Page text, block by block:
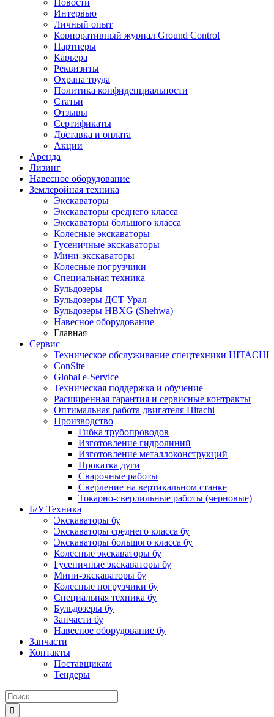
Новости
Интервью
Личный опыт
Корпоративный журнал Ground Control
Партнеры
Карьера
Реквизиты
Охрана труда
Политика конфиденциальности
Статьи
Отзывы
Сертификаты
Доставка и оплата
Акции
Аренда
Лизинг
Навесное оборудование
Землеройная техника
Экскаваторы
Экскаваторы среднего класса
Экскаваторы большого класса
Колесные экскаваторы
Гусеничные экскаваторы
Мини-экскаваторы
Колесные погрузчики
Специальная техника
Бульдозеры
Бульдозеры ДСТ Урал
Бульдозеры HBXG (Shehwa)
Навесное оборудование
Главная
Сервис
Техническое обслуживание спецтехники HITACHI
ConSite
Global e-Service
Техническая поддержка и обучение
Расширенная гарантия и сервисные контракты
Оптимальная работа двигателя Hitachi
Производство
Гибка трубопроводов
Изготовление гидролиний
Изготовление металлоконструкций
Прокатка дуги
Сварочные работы
Сверление на вертикальном станке
Токарно-сверлильные работы (черновые)
Б/У Техника
Экскаваторы бу
Экскаваторы среднего класса бу
Экскаваторы большого класса бу
Колесные экскаваторы бу
Гусеничные экскаваторы бу
Мини-экскаваторы бу
Колесные погрузчики бу
Специальная техника бу
Бульдозеры бу
Запчасти бу
Навесное оборудование бу
Запчасти
Контакты
Поставщикам
Тендеры
Результат
поиска: